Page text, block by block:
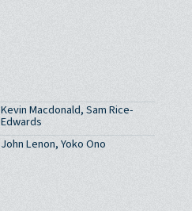
Kevin Macdonald, Sam Rice-
Edwards
John Lenon, Yoko Ono